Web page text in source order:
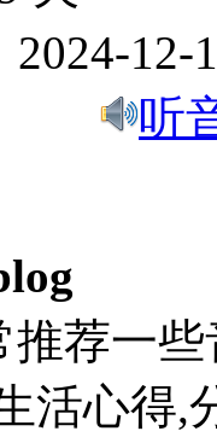
12-
听
推荐一
活心得,